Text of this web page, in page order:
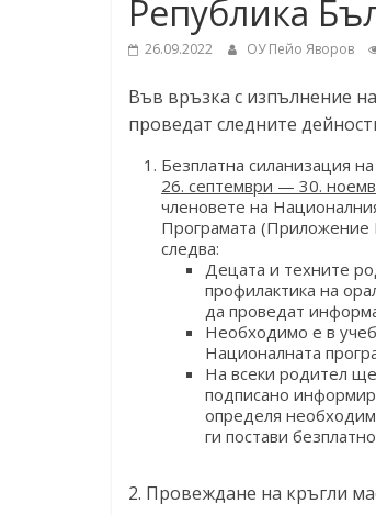
Република
26.09.2022 ОУ Пейо Яворов
Във връзка с изпълнение
проведат следните
Безплатна силанизация
26. септември — 30.
членовете на
Програмата (Приложение
следва:
Децата и техните
профилактика на
да проведат
Необходимо е в
Националната
На всеки родител
подписано
определя
ги постави
2. Провеждане на кръгли